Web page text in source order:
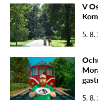
V
5. 8.
5. 8.